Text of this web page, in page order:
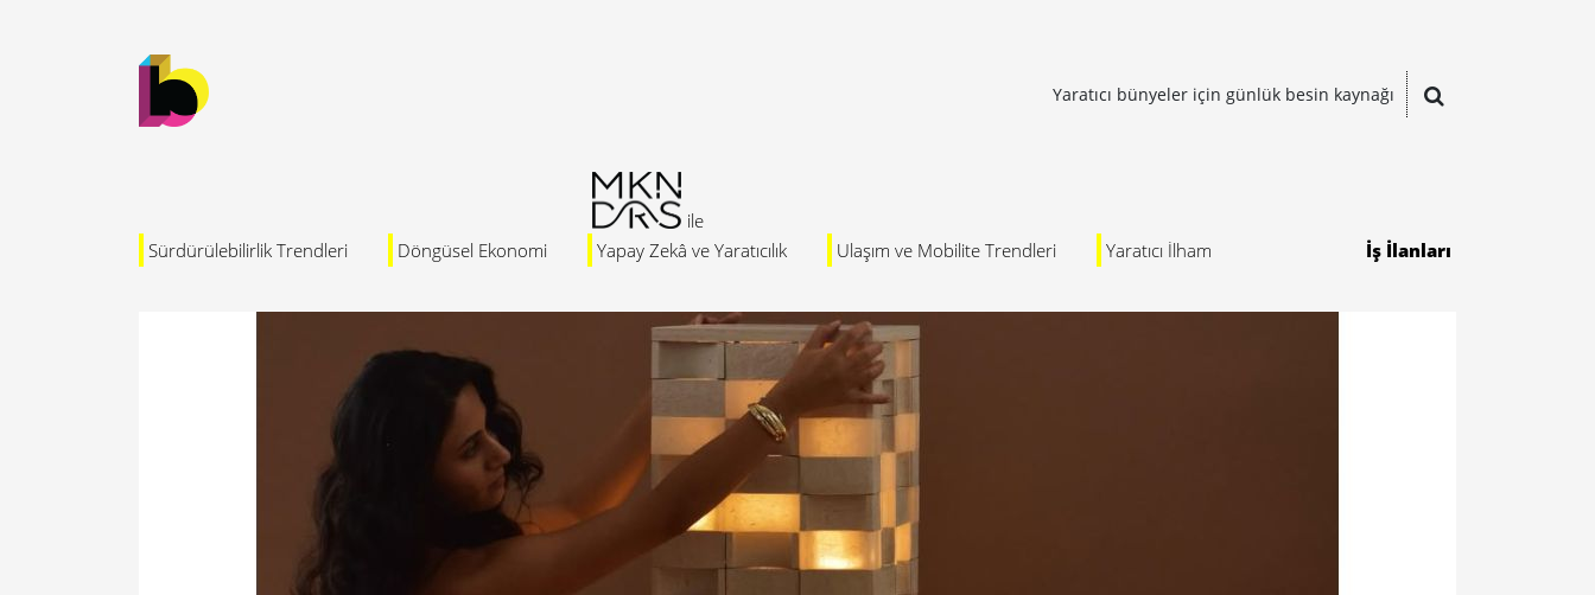
Yaratıcı bünyeler için günlük besin kaynağı
Sürdürülebilirlik Trendleri Döngüsel Ekonomi Yapay Zekâ ve Yaratıcılık Ulaşım ve Mobilite Trendleri Yaratıcı İlham İş İlanları